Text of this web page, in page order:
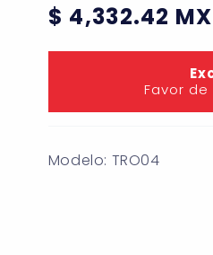
Precio
habitual
$ 4,332.42
Favor
Modelo: TRO04